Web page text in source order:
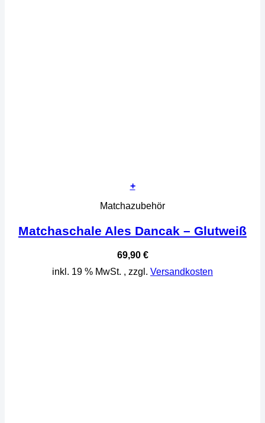
+
Matchazubehör
Matchaschale Ales Dancak – Glutweiß
69,90 €
inkl. 19 % MwSt. , zzgl. Versandkosten